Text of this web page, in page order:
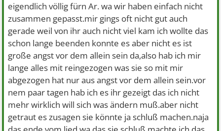
eigendlich völlig fürn Ar. wa wir haben einfach nicht
zusammen gepasst.mir gings oft nicht gut auch
gerade weil von ihr auch nicht viel kam ich wollte das
schon lange beenden konnte es aber nicht es ist
große angst vor dem allein sein da,also hab ich mir
lange alles mit reingezogen was sie so mit mir
abgezogen hat nur aus angst vor dem allein sein.vor
nem paar tagen hab ich es ihr gezeigt das ich nicht
mehr wirklich will sich was ändern muß.aber nicht
getraut es zusagen sie könnte ja schluß machen.naja